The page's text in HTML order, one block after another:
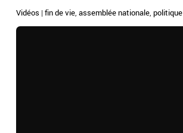
Vidéos |fin de vie,assemblée nationale,politique